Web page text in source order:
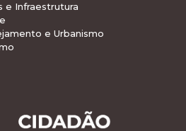
e Infraestrutura
e Urbanismo